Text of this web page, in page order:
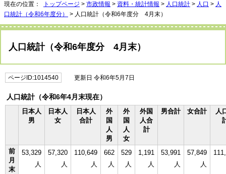
現在の位置： トップページ > 市政情報 > 資料・統計情報 > 人口統計 > 人口 > 人
口統計（令和6年度分）
> 人口統計（令和6年度分 4月末）
人口統計（令和6年度分 4月末）
ページID:1014540 更新日 令和6年5月7日
人口統計（令和6年4月末現在）
日本人
男
日本人
女
日本人
合計
外
国
人
男
外
国
人
女
外国
人合
計
男合計 女合計
人
前
月
末
53,329
人
57,320
人
110,649
人
662
人
529
人
1,191
人
53,991
人
57,849
人